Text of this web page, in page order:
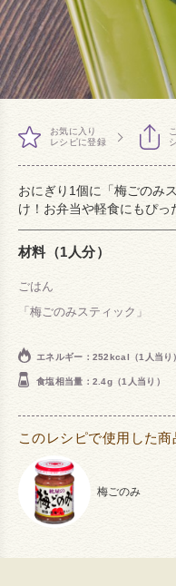
お気に入り
レシピに登録
おにぎり1個に「梅ごのみ
け！お弁当や軽食にもぴっ
材料（1人分）
ごはん
「梅ごのみスティック」
エネルギー：252kcal（1人当り
食塩相当量：2.4g（1人当り）
このレシピで使用した商
梅ごのみ